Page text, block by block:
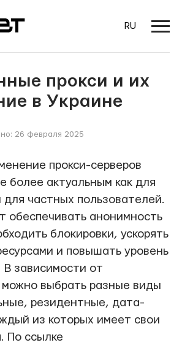
RU
прокси и их
в Украине
26 февраля 2025
прокси-серверов
более актуальным как для
для частных пользователей.
обеспечивать анонимность
блокировки, ускорять
и повышать уровень
В зависимости от
выбрать разные виды
резидентные, дата-
из которых имеет свои
По ссылке